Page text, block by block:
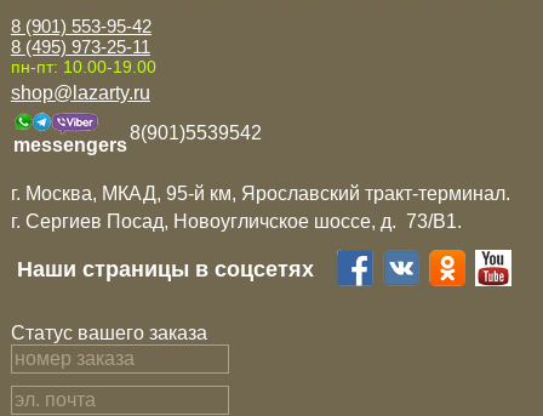
8 (901) 553-95-42
8 (495) 973-25-11
пн-пт: 10.00-19.00
shop@lazarty.ru
messengers
8(901)5539542
г. Москва, МКАД, 95-й км, Ярославский тракт-терминал.
г. Сергиев Посад, Новоугличское шоссе, д. 73/B1.
Наши страницы в соцсетях
Статус вашего заказа